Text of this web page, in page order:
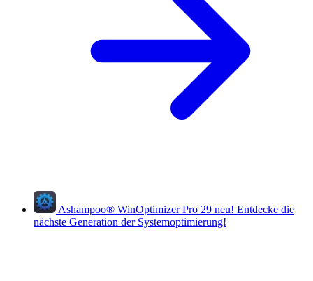
Ashampoo® WinOptimizer Pro 29 neu! Entdecke die
nächste Generation der Systemoptimierung!